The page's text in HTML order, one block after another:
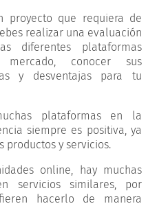
proyecto que requiera de
realizar una evaluación
diferentes plataformas
conocer sus
y desventajas para tu
plataformas en la
siempre es positiva, ya
productos y servicios.
online, hay muchas
servicios similares, por
hacerlo de manera